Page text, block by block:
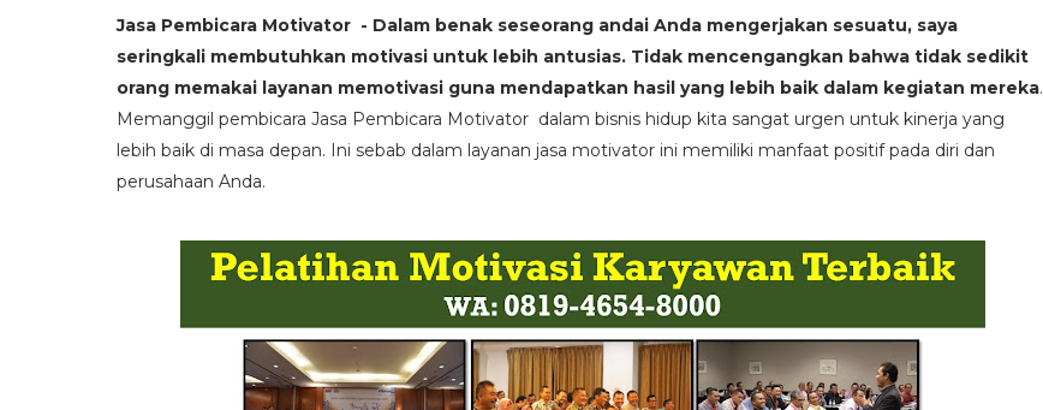
Jasa Pembicara Motivator - Dalam benak seseorang andai Anda mengerjakan sesuatu, saya
seringkali membutuhkan motivasi untuk lebih antusias. Tidak mencengangkan bahwa tidak sedikit
orang memakai layanan memotivasi guna mendapatkan hasil yang lebih baik dalam kegiatan mereka.
Memanggil pembicara Jasa Pembicara Motivator dalam bisnis hidup kita sangat urgen untuk kinerja yang
lebih baik di masa depan. Ini sebab dalam layanan jasa motivator ini memiliki manfaat positif pada diri dan
perusahaan Anda.